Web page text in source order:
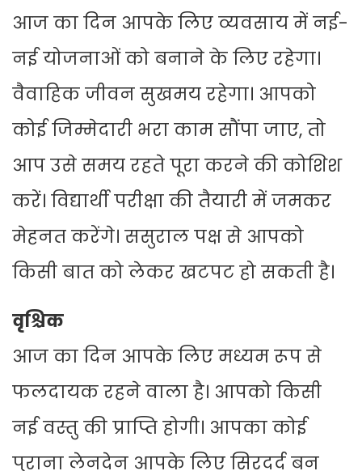
आज का दिन आपके लिए व्यवसाय में नई-
नई योजनाओं को बनाने के लिए रहेगा।
वैवाहिक जीवन सुखमय रहेगा। आपको
कोई जिम्मेदारी भरा काम सौंपा जाए, तो
आप उसे समय रहते पूरा करने की कोशिश
करें। विद्यार्थी परीक्षा की तैयारी में जमकर
मेहनत करेंगे। ससुराल पक्ष से आपको
किसी बात को लेकर खटपट हो सकती है।
वृश्चिक
आज का दिन आपके लिए मध्यम रूप से
फलदायक रहने वाला है। आपको किसी
नई वस्तु की प्राप्ति होगी। आपका कोई
पुराना लेनदेन आपके लिए सिरदर्द बन